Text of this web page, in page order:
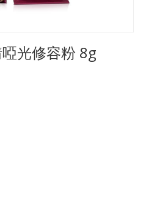
啞光修容粉 8g